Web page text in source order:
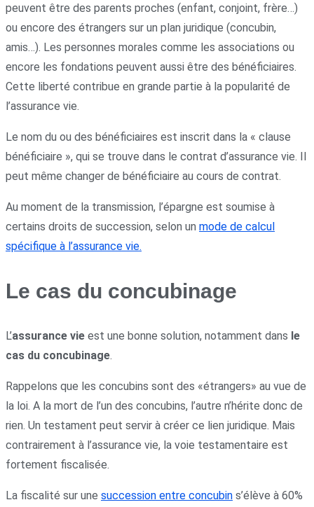
peuvent être des parents proches (enfant, conjoint, frère…)
ou encore des étrangers sur un plan juridique (concubin,
amis…). Les personnes morales comme les associations ou
encore les fondations peuvent aussi être des bénéficiaires.
Cette liberté contribue en grande partie à la popularité de
l’assurance vie.
Le nom du ou des bénéficiaires est inscrit dans la « clause
bénéficiaire », qui se trouve dans le contrat d’assurance vie. Il
peut même changer de bénéficiaire au cours de contrat.
Au moment de la transmission, l’épargne est soumise à
certains droits de succession, selon un mode de calcul
spécifique à l’assurance vie.
Le cas du concubinage
L’assurance vie est une bonne solution, notamment dans le
cas du concubinage.
Rappelons que les concubins sont des «étrangers» au vue de
la loi. A la mort de l’un des concubins, l’autre n’hérite donc de
rien. Un testament peut servir à créer ce lien juridique. Mais
contrairement à l’assurance vie, la voie testamentaire est
fortement fiscalisée.
La fiscalité sur une succession entre concubin s’élève à 60%